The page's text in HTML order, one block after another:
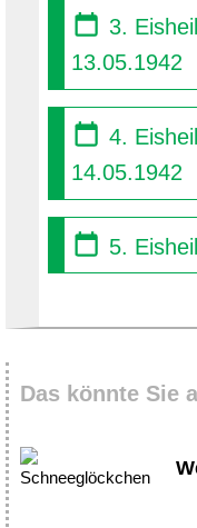
3.
13.05.1942
4.
14.05.1942
5.
Das könnte Sie